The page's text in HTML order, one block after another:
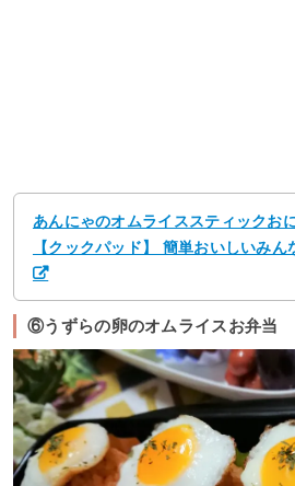
あんにゃのオムライススティック
【クックパッド】 簡単おいしいみ
⑥うずらの卵のオムライスお弁当